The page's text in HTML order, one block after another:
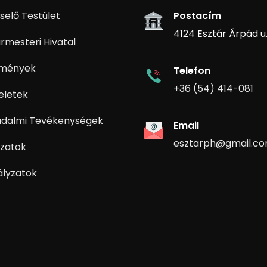
Testület
Hivatal
Tevékenységek
Postacím
4124 Esztár Árpád u.
Telefon
+36 (54) 414-081
Email